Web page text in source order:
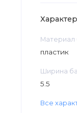
Материал
пластик
Ширина
5.5
Все